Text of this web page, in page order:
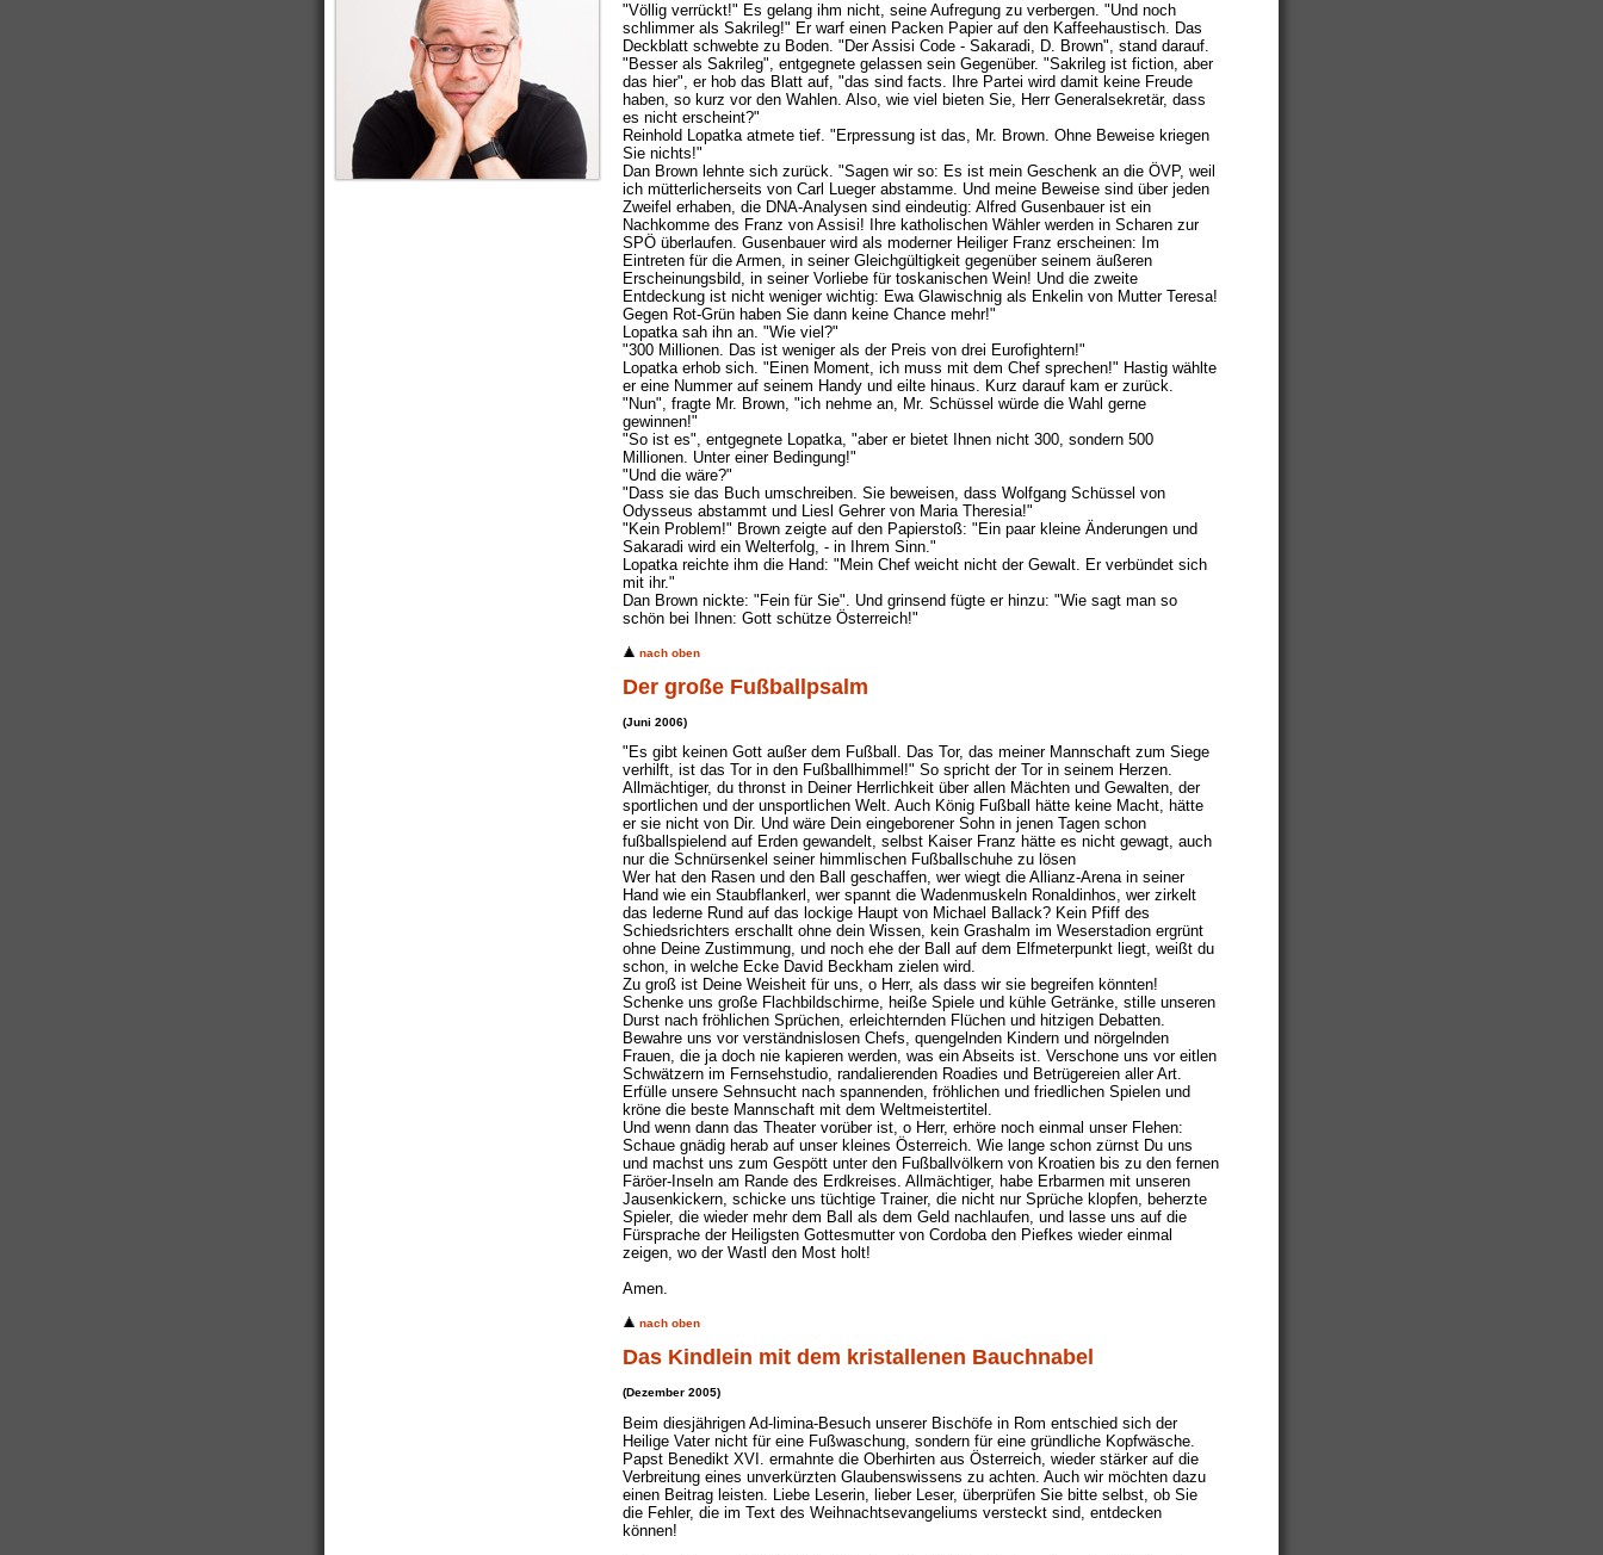
"Völlig verrückt!" Es gelang ihm nicht, seine Aufregung zu verbergen. "Und noch
schlimmer als Sakrileg!" Er warf einen Packen Papier auf den Kaffeehaustisch. Das
Deckblatt schwebte zu Boden. "Der Assisi Code - Sakaradi, D. Brown", stand darauf.
"Besser als Sakrileg", entgegnete gelassen sein Gegenüber. "Sakrileg ist fiction, aber
das hier", er hob das Blatt auf, "das sind facts. Ihre Partei wird damit keine Freude
haben, so kurz vor den Wahlen. Also, wie viel bieten Sie, Herr Generalsekretär, dass
es nicht erscheint?"
Reinhold Lopatka atmete tief. "Erpressung ist das, Mr. Brown. Ohne Beweise kriegen
Sie nichts!"
Dan Brown lehnte sich zurück. "Sagen wir so: Es ist mein Geschenk an die ÖVP, weil
ich mütterlicherseits von Carl Lueger abstamme. Und meine Beweise sind über jeden
Zweifel erhaben, die DNA-Analysen sind eindeutig: Alfred Gusenbauer ist ein
Nachkomme des Franz von Assisi! Ihre katholischen Wähler werden in Scharen zur
SPÖ überlaufen. Gusenbauer wird als moderner Heiliger Franz erscheinen: Im
Eintreten für die Armen, in seiner Gleichgültigkeit gegenüber seinem äußeren
Erscheinungsbild, in seiner Vorliebe für toskanischen Wein! Und die zweite
Entdeckung ist nicht weniger wichtig: Ewa Glawischnig als Enkelin von Mutter Teresa!
Gegen Rot-Grün haben Sie dann keine Chance mehr!"
Lopatka sah ihn an. "Wie viel?"
"300 Millionen. Das ist weniger als der Preis von drei Eurofightern!"
Lopatka erhob sich. "Einen Moment, ich muss mit dem Chef sprechen!" Hastig wählte
er eine Nummer auf seinem Handy und eilte hinaus. Kurz darauf kam er zurück.
"Nun", fragte Mr. Brown, "ich nehme an, Mr. Schüssel würde die Wahl gerne
gewinnen!"
"So ist es", entgegnete Lopatka, "aber er bietet Ihnen nicht 300, sondern 500
Millionen. Unter einer Bedingung!"
"Und die wäre?"
"Dass sie das Buch umschreiben. Sie beweisen, dass Wolfgang Schüssel von
Odysseus abstammt und Liesl Gehrer von Maria Theresia!"
"Kein Problem!" Brown zeigte auf den Papierstoß: "Ein paar kleine Änderungen und
Sakaradi wird ein Welterfolg, - in Ihrem Sinn."
Lopatka reichte ihm die Hand: "Mein Chef weicht nicht der Gewalt. Er verbündet sich
mit ihr."
Dan Brown nickte: "Fein für Sie". Und grinsend fügte er hinzu: "Wie sagt man so
schön bei Ihnen: Gott schütze Österreich!"
nach oben
Der große Fußballpsalm
(Juni 2006)
"Es gibt keinen Gott außer dem Fußball. Das Tor, das meiner Mannschaft zum Siege
verhilft, ist das Tor in den Fußballhimmel!" So spricht der Tor in seinem Herzen.
Allmächtiger, du thronst in Deiner Herrlichkeit über allen Mächten und Gewalten, der
sportlichen und der unsportlichen Welt. Auch König Fußball hätte keine Macht, hätte
er sie nicht von Dir. Und wäre Dein eingeborener Sohn in jenen Tagen schon
fußballspielend auf Erden gewandelt, selbst Kaiser Franz hätte es nicht gewagt, auch
nur die Schnürsenkel seiner himmlischen Fußballschuhe zu lösen
Wer hat den Rasen und den Ball geschaffen, wer wiegt die Allianz-Arena in seiner
Hand wie ein Staubflankerl, wer spannt die Wadenmuskeln Ronaldinhos, wer zirkelt
das lederne Rund auf das lockige Haupt von Michael Ballack? Kein Pfiff des
Schiedsrichters erschallt ohne dein Wissen, kein Grashalm im Weserstadion ergrünt
ohne Deine Zustimmung, und noch ehe der Ball auf dem Elfmeterpunkt liegt, weißt du
schon, in welche Ecke David Beckham zielen wird.
Zu groß ist Deine Weisheit für uns, o Herr, als dass wir sie begreifen könnten!
Schenke uns große Flachbildschirme, heiße Spiele und kühle Getränke, stille unseren
Durst nach fröhlichen Sprüchen, erleichternden Flüchen und hitzigen Debatten.
Bewahre uns vor verständnislosen Chefs, quengelnden Kindern und nörgelnden
Frauen, die ja doch nie kapieren werden, was ein Abseits ist. Verschone uns vor eitlen
Schwätzern im Fernsehstudio, randalierenden Roadies und Betrügereien aller Art.
Erfülle unsere Sehnsucht nach spannenden, fröhlichen und friedlichen Spielen und
kröne die beste Mannschaft mit dem Weltmeistertitel.
Und wenn dann das Theater vorüber ist, o Herr, erhöre noch einmal unser Flehen:
Schaue gnädig herab auf unser kleines Österreich. Wie lange schon zürnst Du uns
und machst uns zum Gespött unter den Fußballvölkern von Kroatien bis zu den fernen
Färöer-Inseln am Rande des Erdkreises. Allmächtiger, habe Erbarmen mit unseren
Jausenkickern, schicke uns tüchtige Trainer, die nicht nur Sprüche klopfen, beherzte
Spieler, die wieder mehr dem Ball als dem Geld nachlaufen, und lasse uns auf die
Fürsprache der Heiligsten Gottesmutter von Cordoba den Piefkes wieder einmal
zeigen, wo der Wastl den Most holt!
Amen.
nach oben
Das Kindlein mit dem kristallenen Bauchnabel
(Dezember 2005)
Beim diesjährigen Ad-limina-Besuch unserer Bischöfe in Rom entschied sich der
Heilige Vater nicht für eine Fußwaschung, sondern für eine gründliche Kopfwäsche.
Papst Benedikt XVI. ermahnte die Oberhirten aus Österreich, wieder stärker auf die
Verbreitung eines unverkürzten Glaubenswissens zu achten. Auch wir möchten dazu
einen Beitrag leisten. Liebe Leserin, lieber Leser, überprüfen Sie bitte selbst, ob Sie
die Fehler, die im Text des Weihnachtsevangeliums versteckt sind, entdecken
können!